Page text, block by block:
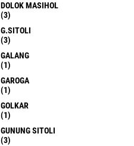
DOLOK MASIHOL
(3)
G.SITOLI
(3)
GALANG
(1)
GAROGA
(1)
GOLKAR
(1)
GUNUNG SITOLI
(3)